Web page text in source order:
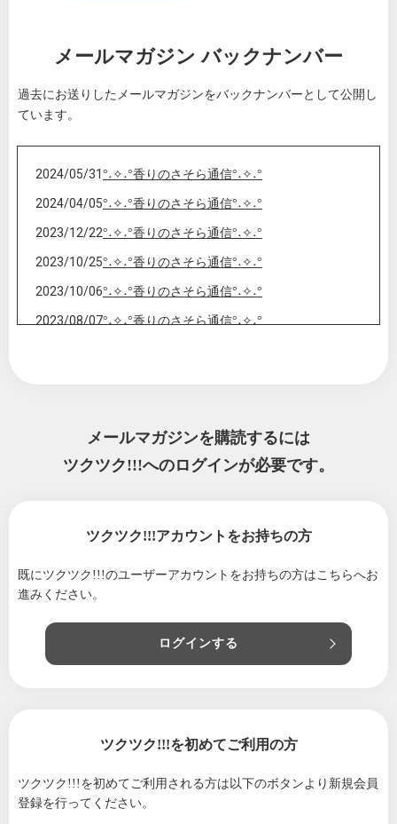
メールマガジン バックナンバー
過去にお送りしたメールマガジンをバックナンバーとして公開し
ています。
2024/05/31 °˖✧˖°香りのさそら通信°˖✧˖°
2024/04/05°˖✧˖°香りのさそら通信°˖✧˖°
2023/12/22°˖✧˖°香りのさそら通信°˖✧˖°
2023/10/25°˖✧˖°香りのさそら通信°˖✧˖°
2023/10/06°˖✧˖°香りのさそら通信°˖✧˖°
2023/08/07°˖✧˖°香りのさそら通信°˖✧˖°
2021/12/31 年の瀬のご挨拶
2021/11/06出雲に行くならこの神社もね。パワースポッ
2021/10/06十三夜月のおはなしです
2021/08/31お月様のおはなしです
2021/07/16
2021/06/01 ６月は大祓いの月
2021/04/06お茶事のおはなし
事始めのおはなし
2020/11/09亥の子(いのこ)餅のお話
2020/09/08 重陽の節句と菊
メールマガジンを購読するには
ツクツク!!!へのログインが必要です。
ツクツク!!!アカウントをお持ちの方
既にツクツク!!!のユーザーアカウントをお持ちの方はこちらへお
進みください。
ログインする
ツクツク!!!を初めてご利用の方
ツクツク!!!を初めてご利用される方は 以下のボタンより新規会員
登録を行ってください。